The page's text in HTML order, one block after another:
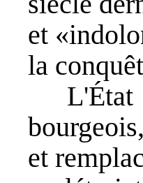
et
la
L'État
et